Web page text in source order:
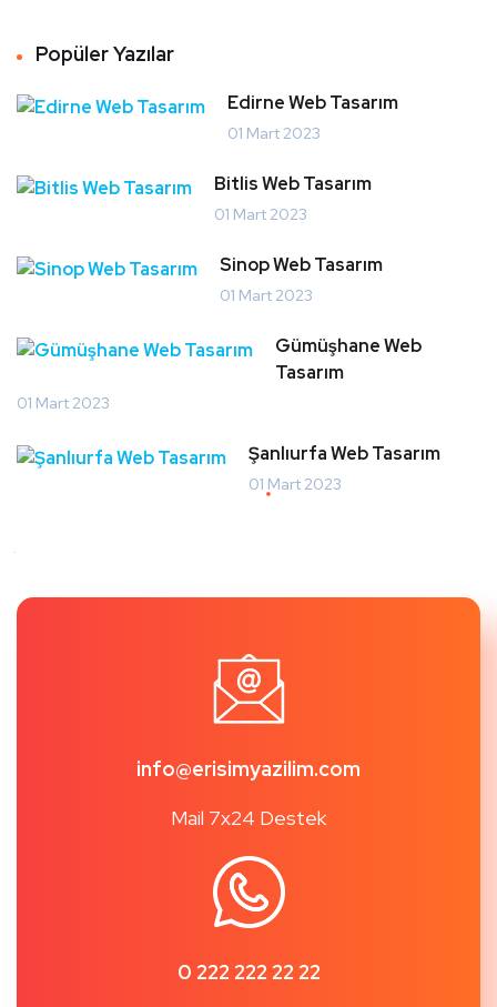
Popüler Yazılar
Edirne Web Tasarım
01 Mart 2023
Bitlis Web Tasarım
01 Mart 2023
Sinop Web Tasarım
01 Mart 2023
Gümüşhane Web
Tasarım
01 Mart 2023
Şanlıurfa Web Tasarım
01 Mart 2023
info@erisimyazilim.com
Mail 7x24 Destek
0 222 222 22 22